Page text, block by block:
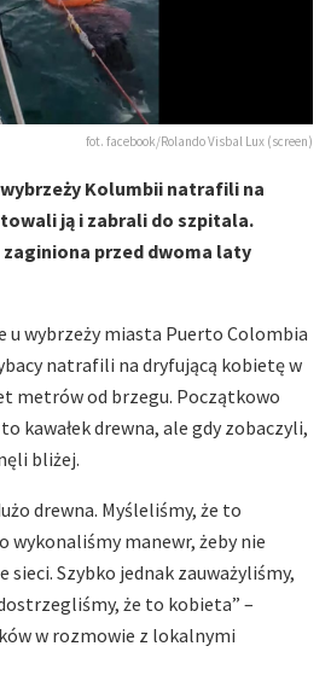
fot. facebook/Rolando Visbal Lux (screen)
wybrzeży Kolumbii natrafili na
ją i zabrali do szpitala.
zaginiona przed dwoma laty
u wybrzeży miasta Puerto Colombia
natrafili na dryfującą kobietę w
metrów od brzegu. Początkowo
kawałek drewna, ale gdy zobaczyli,
bliżej.
drewna. Myśleliśmy, że to
wykonaliśmy manewr, żeby nie
sieci. Szybko jednak zauważyliśmy,
że to kobieta” –
w rozmowie z lokalnymi